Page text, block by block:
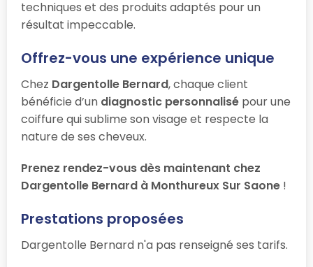
techniques et des produits adaptés pour un
résultat impeccable.
Offrez-vous une expérience unique
Chez Dargentolle Bernard, chaque client
bénéficie d’un diagnostic personnalisé pour une
coiffure qui sublime son visage et respecte la
nature de ses cheveux.
Prenez rendez-vous dès maintenant chez
Dargentolle Bernard à Monthureux Sur Saone !
Prestations proposées
Dargentolle Bernard n'a pas renseigné ses tarifs.